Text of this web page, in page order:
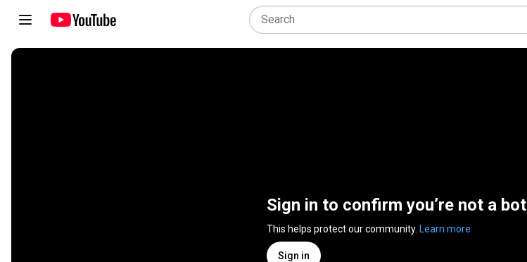
Sign in to confirm you’re not a bot
This helps protect our community. Learn more
Sign in